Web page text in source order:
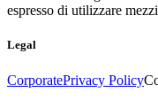
espresso di utilizzare
Legal
CorporatePrivacy Policy